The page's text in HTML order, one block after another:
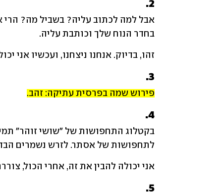
2.
בחדר הנוח שלך וכותבת עליה.
זהו, בדיוק. אנחנו ניצחנו, ועכשיו אני
3.
פירוש שמה בפרסית עתיקה: זהב.
4.
לתחפושות של אסתר. לזרש נשמרים
אני יכולה להבין את זה, אחרי הכול,
5.